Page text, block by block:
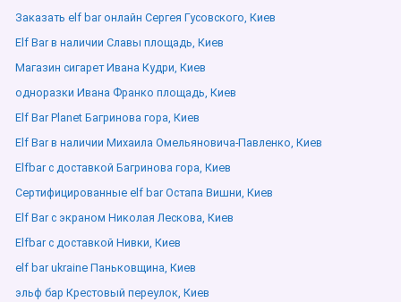
Заказать elf bar онлайн Сергея Гусовского, Киев
Elf Bar в наличии Славы площадь, Киев
Магазин сигарет Ивана Кудри, Киев
одноразки Ивана Франко площадь, Киев
Elf Bar Planet Багринова гора, Киев
Elf Bar в наличии Михаила Омельяновича-Павленко, Киев
Elfbar с доставкой Багринова гора, Киев
Сертифицированные elf bar Остапа Вишни, Киев
Elf Bar с экраном Николая Лескова, Киев
Elfbar с доставкой Нивки, Киев
elf bar ukraine Паньковщина, Киев
эльф бар Крестовый переулок, Киев